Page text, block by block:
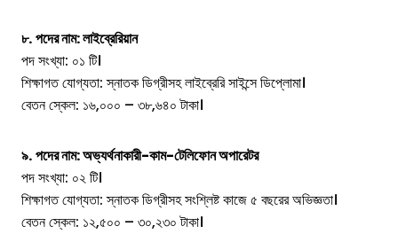
৮.পদের নাম: লাইব্রেরিয়ান
পদ সংখ্যা: ০১ টি।
শিক্ষাগত যোগ্যতা: স্নাতক ডিগ্রীসহ লাইব্রেরি সাইন্সে ডিপ্লোমা।
বেতন স্কেল: ১৬,০০০ – ৩৮,৬৪০ টাকা।
৯.পদের নাম: অভ্যর্থনাকারী-কাম-টেলিফোন অপারেটর
পদ সংখ্যা: ০২ টি।
শিক্ষাগত যোগ্যতা: স্নাতক ডিগ্রীসহ সংশ্লিষ্ট কাজে ৫ বছরের অভিজ্ঞতা।
বেতন স্কেল: ১২,৫০০ – ৩০,২৩০ টাকা।